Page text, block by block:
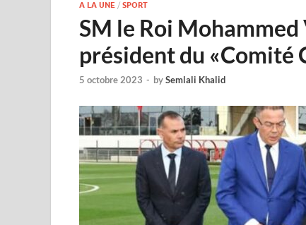
A LA UNE / SPORT
SM le Roi
président du «Comité
5 octobre 2023 - bySemlali Khalid